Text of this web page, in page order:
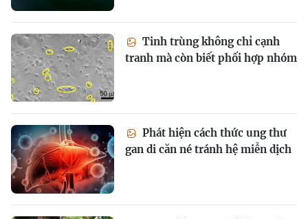
Tinh trùng không chỉ cạnh
tranh mà còn biết phối hợp nhóm
Phát hiện cách thức ung thư
gan di căn né tránh hệ miễn dịch